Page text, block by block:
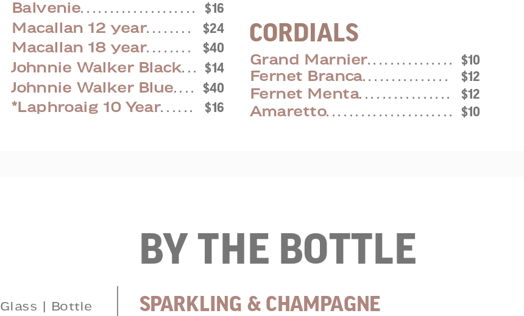
Balvenie. . . . . . . . . . . . . . . . . . . . $16
Macallan 12 year. . . . . . . . $24
Macallan 18 year. . . . . . . . $40
Johnnie Walker Black. . . $14
Johnnie Walker Blue. . . . $40
*Laphroaig 10 Year. . . . . . $16
CORDIALS
Grand Marnier. . . . . . . . . . . . . . . $10
Fernet Branca. . . . . . . . . . . . . . . $12
Fernet Menta. . . . . . . . . . . . . . . . $12
Amaretto. . . . . . . . . . . . . . . . . . . . . . $10
Glass | Bottle
BY THE BOTTLE
SPARKLING & CHAMPAGNE